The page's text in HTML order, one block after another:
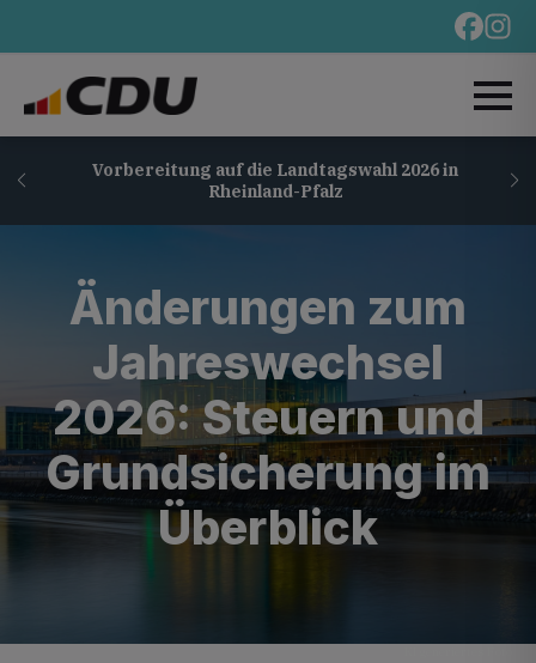
Vorbereitung auf die Landtagswahl 2026 in
Rheinland-Pfalz
Änderungen zum
Jahreswechsel
2026: Steuern und
Grundsicherung im
Überblick